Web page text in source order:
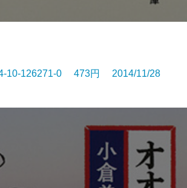
10-126271-0 473円 2014/11/28